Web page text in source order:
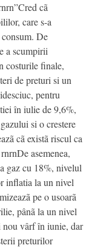
cã
care s-a
De
a scumpirii
costurile finale,
de preturi si un
pentru
în iulie de 9,6%,
si o crestere
cã existã riscul ca
asemenea,
gaz cu 18%, nivelul
inflatia la un nivel
pe o usoarã
pânã la un nivel
nou vârf în iunie, dar
preturilor